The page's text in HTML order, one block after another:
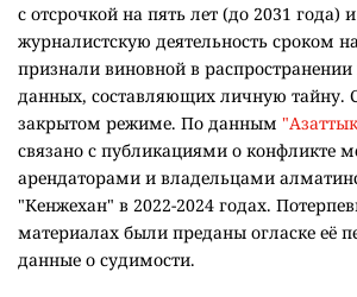
с отсрочкой на пять лет (до 2031 года)
журналистскую деятельность сроком
признали виновной в
данных, составляющих личную тайну.
закрытом режиме. По данным
связано с публикациями о конфликте
арендаторами и владельцами
"Кенжехан" в 2022-2024 годах.
материалах были преданы огласке её
данные о судимости.